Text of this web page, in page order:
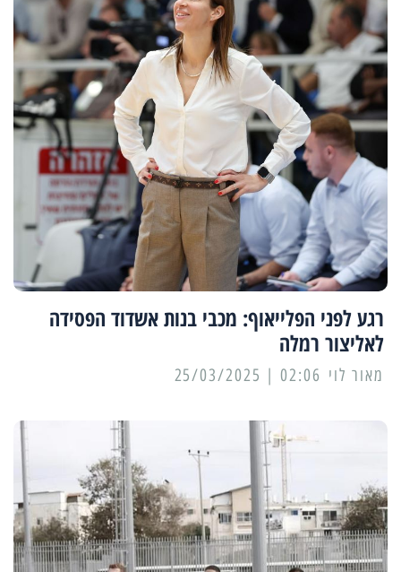
רגע לפני הפלייאוף: מכבי בנות אשדוד הפסידה
לאליצור רמלה
מאור לוי 02:06 | 25/03/2025